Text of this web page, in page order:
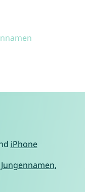
iPhone
Jungennamen,